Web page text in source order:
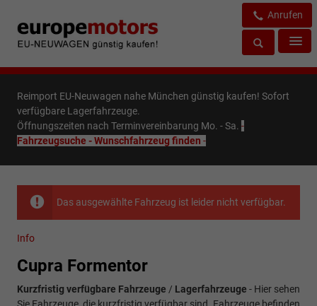
Anrufen
Reimport EU-Neuwagen nahe München günstig kaufen! Sofort
verfügbare Lagerfahrzeuge.
Öffnungszeiten nach Terminvereinbarung Mo. - Sa. -
Fahrzeugsuche - Wunschfahrzeug finden -
Das ausgewählte Fahrzeug ist leider nicht verfügbar.
Info
Cupra Formentor
Kurzfristig verfügbare Fahrzeuge / Lagerfahrzeuge - Hier sehen